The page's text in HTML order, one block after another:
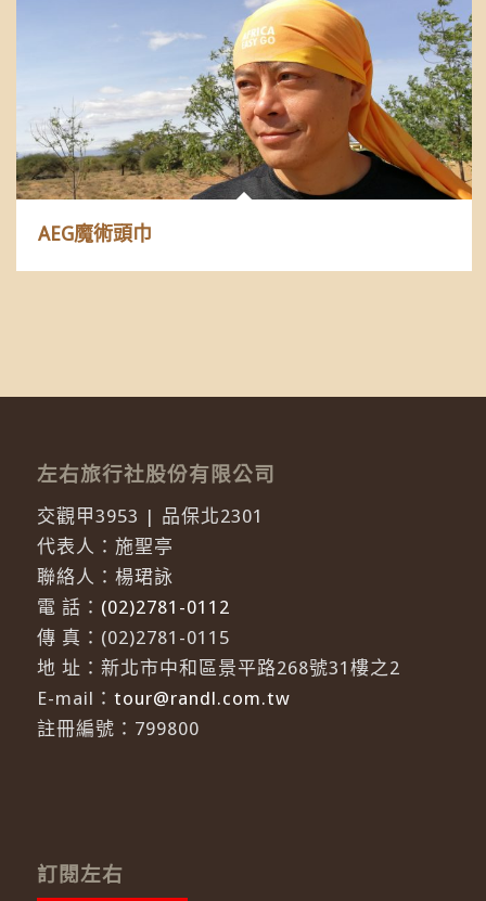
AEG魔術頭巾
左右旅行社股份有限公司
交觀甲3953 | 品保北2301
代表人：施聖亭
聯絡人：楊珺詠
電 話： (02)2781-0112
傳 真：(02)2781-0115
地 址：新北市中和區景平路268號31樓之2
E-mail： tour@randl.com.tw
註冊編號：799800
訂閱左右